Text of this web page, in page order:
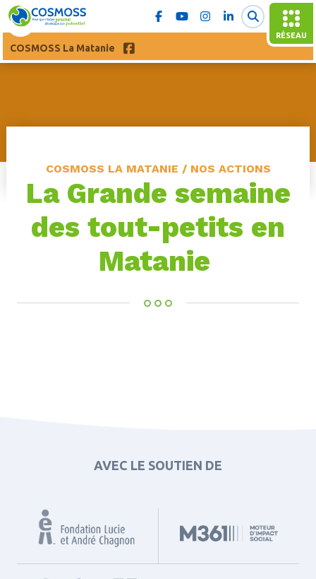
RÉSEAU
COSMOSS La Matanie
COSMOSS LA MATANIE / NOS ACTIONS
La Grande semaine
des tout-petits en
Matanie
AVEC LE SOUTIEN DE